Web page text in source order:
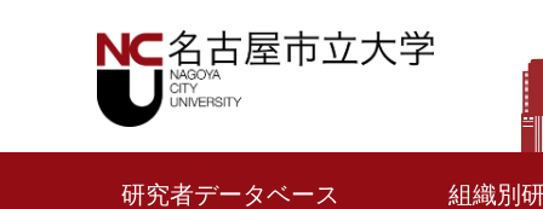
研究者データベース 組織別